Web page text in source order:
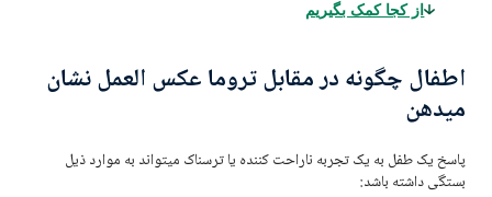
از کجا کمک بگیریم
اطفال چگونه در مقابل تروما عکس العمل نشان
میدهن
پاسخ یک طفل به یک تجربه ناراحت کننده یا ترسناک میتواند به موارد ذیل
بستگی داشته باشد: